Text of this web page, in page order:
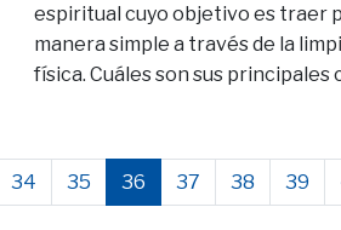
espiritual cuyo objetivo es traer
manera simple a través de la
física. Cuáles son sus
34 35 36 37 38 39